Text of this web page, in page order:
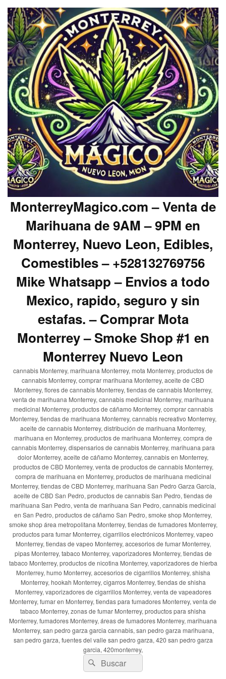
MonterreyMagico.com – Venta de
Marihuana de 9AM – 9PM en
Monterrey, Nuevo Leon, Edibles,
Comestibles – +528132769756
Mike Whatsapp – Envios a todo
Mexico, rapido, seguro y sin
estafas. – Comprar Mota
Monterrey – Smoke Shop #1 en
Monterrey Nuevo Leon
cannabis Monterrey, marihuana Monterrey, mota Monterrey, productos de
cannabis Monterrey, comprar marihuana Monterrey, aceite de CBD
Monterrey, flores de cannabis Monterrey, tiendas de cannabis Monterrey,
venta de marihuana Monterrey, cannabis medicinal Monterrey, marihuana
medicinal Monterrey, productos de cáñamo Monterrey, comprar cannabis
Monterrey, tiendas de marihuana Monterrey, cannabis recreativo Monterrey,
aceite de cannabis Monterrey, distribución de marihuana Monterrey,
marihuana en Monterrey, productos de marihuana Monterrey, compra de
cannabis Monterrey, dispensarios de cannabis Monterrey, marihuana para
dolor Monterrey, aceite de cáñamo Monterrey, cannabis en Monterrey,
productos de CBD Monterrey, venta de productos de cannabis Monterrey,
compra de marihuana en Monterrey, productos de marihuana medicinal
Monterrey, tiendas de CBD Monterrey, marihuana San Pedro Garza García,
aceite de CBD San Pedro, productos de cannabis San Pedro, tiendas de
marihuana San Pedro, venta de marihuana San Pedro, cannabis medicinal
en San Pedro, productos de cáñamo San Pedro, smoke shop Monterrey,
smoke shop área metropolitana Monterrey, tiendas de fumadores Monterrey,
productos para fumar Monterrey, cigarrillos electrónicos Monterrey, vapeo
Monterrey, tiendas de vapeo Monterrey, accesorios de fumar Monterrey,
pipas Monterrey, tabaco Monterrey, vaporizadores Monterrey, tiendas de
tabaco Monterrey, productos de nicotina Monterrey, vaporizadores de hierba
Monterrey, humo Monterrey, accesorios de cigarrillos Monterrey, shisha
Monterrey, hookah Monterrey, cigarros Monterrey, tiendas de shisha
Monterrey, vaporizadores de cigarrillos Monterrey, venta de vapeadores
Monterrey, fumar en Monterrey, tiendas para fumadores Monterrey, venta de
tabaco Monterrey, zonas de fumar Monterrey, productos para shisha
Monterrey, fumadores Monterrey, áreas de fumadores Monterrey, marihuana
Monterrey, san pedro garza garcia cannabis, san pedro garza marihuana,
san pedro garza, fuentes del valle san pedro garza, 420 san pedro garza
garcia, 420monterrey,
Buscar
por:
Buscar